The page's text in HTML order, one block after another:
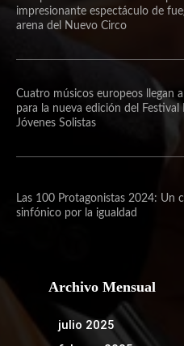
impresionante espectáculo de
arena del Nuevo Circo
Cuatro músicos europeos llegan
para la nueva edición del Festival
Jóvenes Solistas
Las 100 Protagonistas 2024: Un
sinfónico por la igualdad
Archivo Mensual
julio 2025